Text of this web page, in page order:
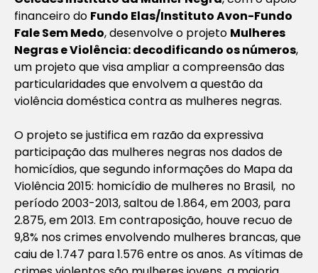
financeiro do Fundo Elas/Instituto Avon-Fundo
Fale Sem Medo, desenvolve o projeto Mulheres
Negras e Violência: decodificando os números,
um projeto que visa ampliar a compreensão das
particularidades que envolvem a questão da
violência doméstica contra as mulheres negras.
O projeto se justifica em razão da expressiva
participação das mulheres negras nos dados de
homicídios, que segundo informações do Mapa da
Violência 2015: homicídio de mulheres no Brasil, no
período 2003-2013, saltou de 1.864, em 2003, para
2.875, em 2013. Em contraposição, houve recuo de
9,8% nos crimes envolvendo mulheres brancas, que
caiu de 1.747 para 1.576 entre os anos. As vítimas de